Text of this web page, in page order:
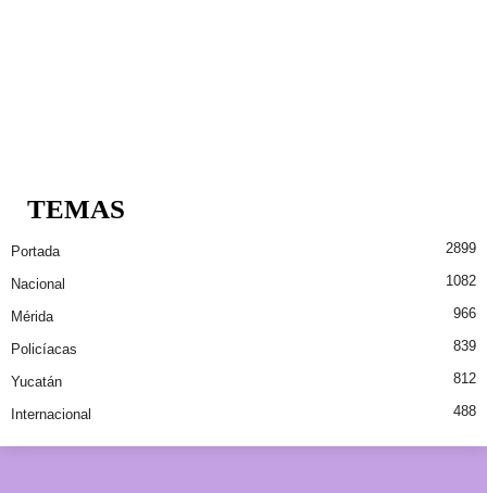
TEMAS
Portada 2899
Nacional 1082
Mérida 966
Policíacas 839
Yucatán 812
Internacional 488